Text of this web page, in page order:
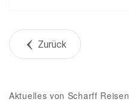
+1Zurück
Aktuelles von Scharff Reisen